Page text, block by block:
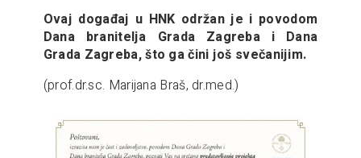
Ovaj događaj u HNK održan je i povodom
Dana branitelja Grada Zagreba i Dana
Grada Zagreba, što ga čini još svečanijim.
(prof.dr.sc. Marijana Braš, dr.med.)